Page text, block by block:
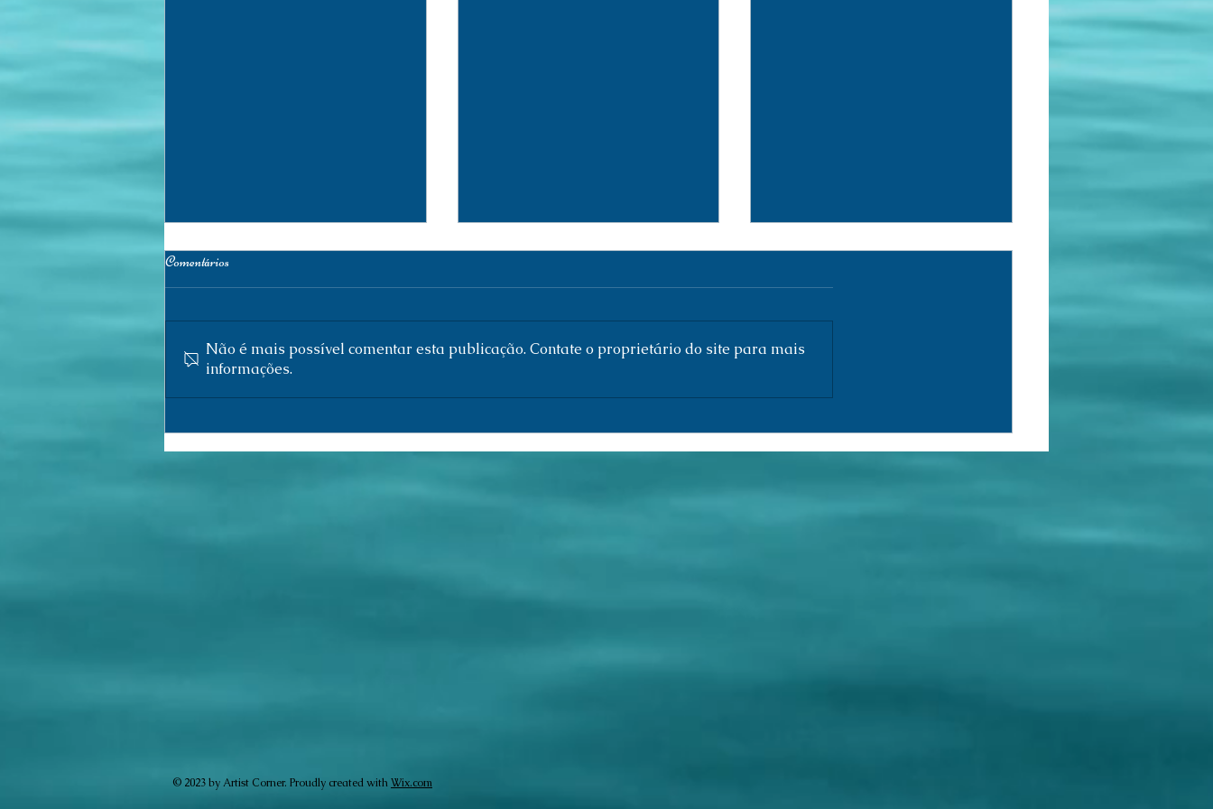
Research Log (155) /Registro de
Research Log (154) /Registro de
Research Log (153) /Registro de
Comentários
Não é mais possível comentar esta publicação. Contate o proprietário do site para mais
informações.
© 2023 by Artist Corner. Proudly created withWix.com